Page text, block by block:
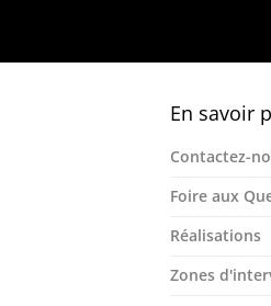
En savoir
Contactez-
Foire aux
Réalisations
Zones